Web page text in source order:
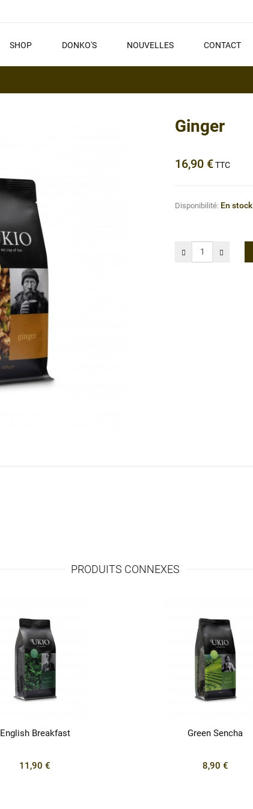
SHOP DONKO'S NOUVELLES CONTACT
Ginger
16,90 €TTC
Disponibilité: En stock
PRODUITS CONNEXES
English Breakfast
11,90 €
Green Sencha
8,90 €